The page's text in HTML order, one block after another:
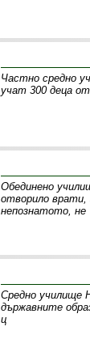
Частно средно
учат 300 деца
Обединено
отворило врати,
непознатото, не
Средно училище
държавните
ц